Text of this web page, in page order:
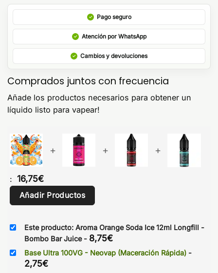
Pago seguro
Atención por WhatsApp
Cambios y devoluciones
Comprados juntos con frecuencia
Añade los productos necesarios para obtener un
líquido listo para vapear!
+ + +
: 16,75€
Añadir Productos
Este producto: Aroma Orange Soda Ice 12ml Longfill -
Bombo Bar Juice - 8,75€
Base Ultra 100VG - Neovap (Maceración Rápida) -
2,75€